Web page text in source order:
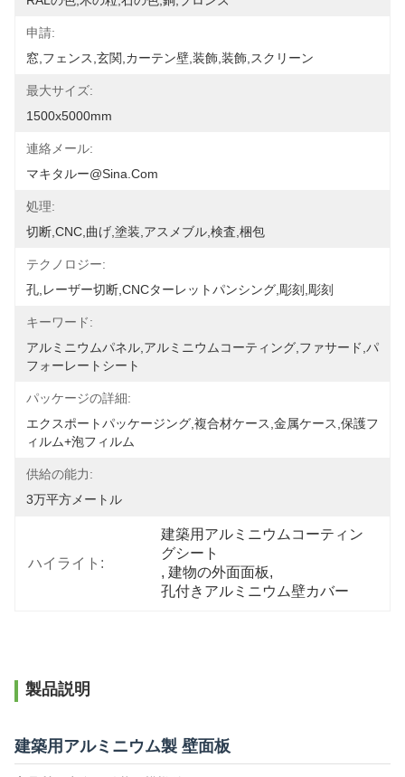
申請:
窓,フェンス,玄関,カーテン壁,装飾,装飾,スクリーン
最大サイズ:
1500x5000mm
連絡メール:
マキタルー@sina.com
処理:
切断,CNC,曲げ,塗装,アスメブル,検査,梱包
テクノロジー:
孔,レーザー切断,CNCターレットパンシング,彫刻,彫刻
キーワード:
アルミニウムパネル,アルミニウムコーティング,ファサード,パ
フォーレートシート
パッケージの詳細:
エクスポートパッケージング,複合材ケース,金属ケース,保護フ
ィルム+泡フィルム
供給の能力:
3万平方メートル
ハイライト:
建築用アルミニウムコーティン
グシート
, 建物の外面面板,
孔付きアルミニウム壁カバー
製品説明
建築用アルミニウム製 壁面板